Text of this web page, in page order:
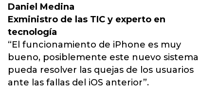
Daniel Medina
Exministro de las TIC y experto en
tecnología
“El funcionamiento de iPhone es muy
bueno, posiblemente este nuevo sistema
pueda resolver las quejas de los usuarios
ante las fallas del iOS anterior”.